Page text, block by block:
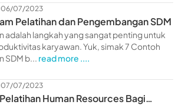
06/07/2023
Pelatihan dan Pengembangan SDM
adalah langkah yang sangat penting untuk
karyawan. Yuk, simak 7 Contoh
SDM b... read more ....
07/07/2023
Human Resources Bagi